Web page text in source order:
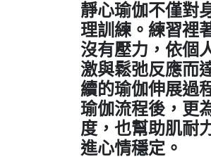
靜心瑜伽不僅對
理訓練。練習裡
沒有壓力，依個
激與鬆弛反應而
續的瑜伽伸展過
瑜伽流程後，更
度，也幫助肌耐
進心情穩定。